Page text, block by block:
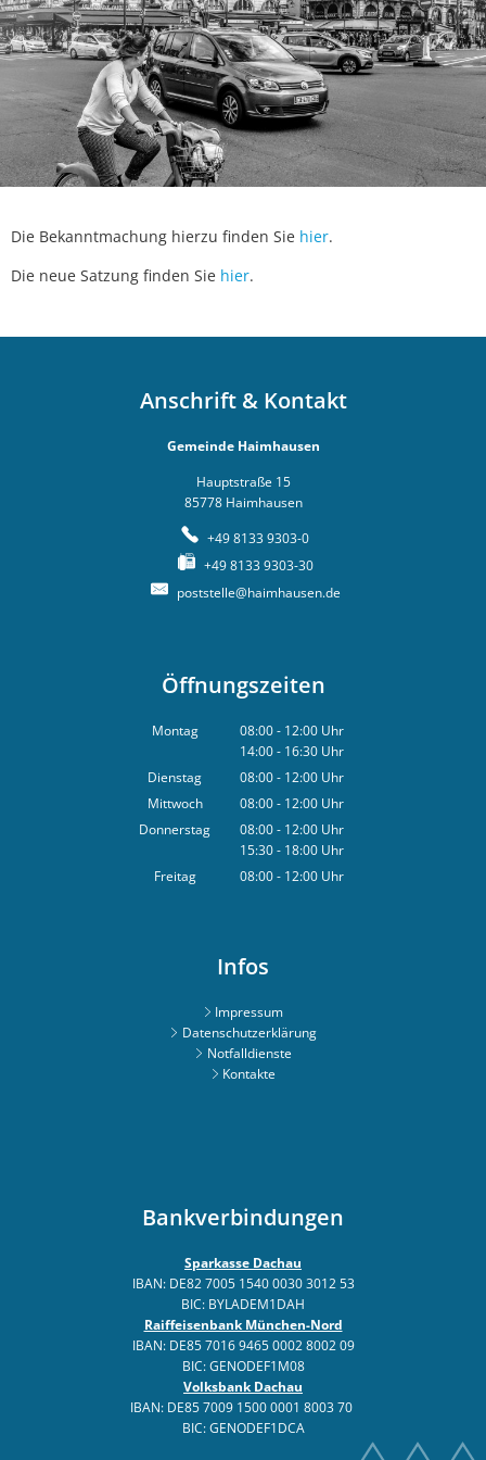
Begrünung Baugebiet
Sonstiges
Bayernwerk Netz
Die Bekanntmachung hierzu finden Sie hier.
Die neue Satzung finden Sie hier.
Anschrift & Kontakt
Gemeinde Haimhausen
Hauptstraße 15
85778 Haimhausen
+49 8133 9303-0
+49 8133 9303-30
poststelle@haimhausen.de
Öffnungszeiten
Montag 08:00- 12:00 Uhr
Von 08:00 bis 12:00 Uhr
14:00- 16:30 Uhr
Von 14:00 bis 16:30 Uhr
Dienstag 08:00- 12:00 Uhr
Von 08:00 bis 12:00 Uhr
Mittwoch 08:00- 12:00 Uhr
Von 08:00 bis 12:00 Uhr
Donnerstag 08:00- 12:00 Uhr
Von 08:00 bis 12:00 Uhr
15:30- 18:00 Uhr
Von 15:30 bis 18:00 Uhr
Freitag 08:00- 12:00 Uhr
Infos
Impressum
Datenschutzerklärung
Notfalldienste
Kontakte
Bankverbindungen
Sparkasse Dachau
IBAN: DE82 7005 1540 0030 3012 53
BIC: BYLADEM1DAH
Raiffeisenbank München-Nord
IBAN: DE85 7016 9465 0002 8002 09
BIC: GENODEF1M08
Volksbank Dachau
IBAN: DE85 7009 1500 0001 8003 70
BIC: GENODEF1DCA